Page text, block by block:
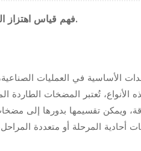
فهم قياس اهتزاز المضخات الطاردة المركزية، والأعطال الشائعة، وأسبابها.
الأساسية في العمليات
الأنواع، تُعتبر المضخات
ويمكن تقسيمها بدورها إلى
المرحلة أو متعددة